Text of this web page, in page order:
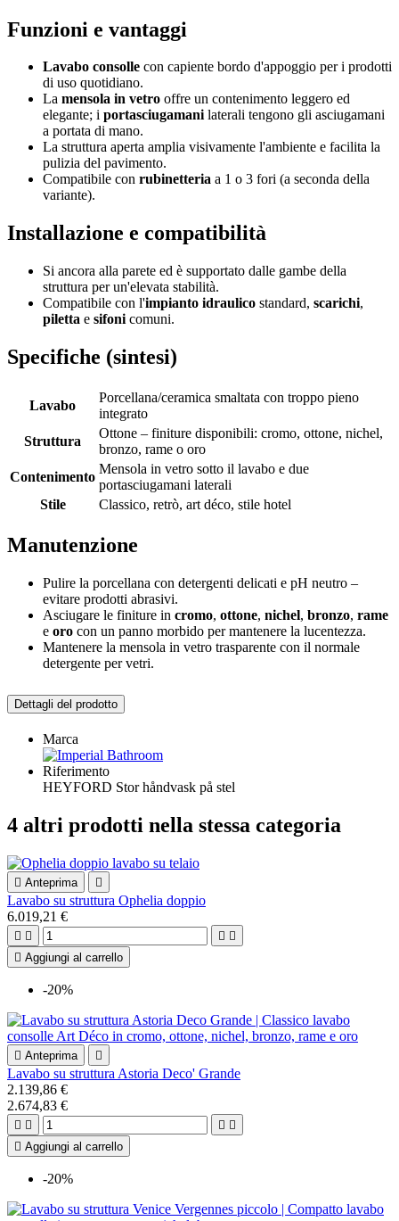
Funzioni e vantaggi
Lavabo consolle con capiente bordo d'appoggio per i prodotti
di uso quotidiano.
La mensola in vetro offre un contenimento leggero ed
elegante; i portasciugamanilaterali tengono gli asciugamani
a portata di mano.
La struttura aperta amplia visivamente l'ambiente e facilita la
pulizia del pavimento.
Compatibile con rubinetteria a 1 o 3 fori (a seconda della
variante).
Installazione e compatibilità
Si ancora alla parete ed è supportato dalle gambe della
struttura per un'elevata stabilità.
Compatibile con l'impianto idraulico standard, scarichi,
piletta e sifoni comuni.
Specifiche (sintesi)
Lavabo
Porcellana/ceramica smaltata con troppo pieno
integrato
Struttura
Ottone – finiture disponibili: cromo, ottone, nichel,
bronzo, rame o oro
Contenimento
Mensola in vetro sotto il lavabo e due
portasciugamani laterali
Stile
Classico, retrò, art déco, stile hotel
Manutenzione
Pulire la porcellana con detergenti delicati e pH neutro –
evitare prodotti abrasivi.
Asciugare le finiture in cromo, ottone, nichel, bronzo, rame
e oro con un panno morbido per mantenere la lucentezza.
Mantenere la mensola in vetro trasparente con il normale
detergente per vetri.
Dettagli del prodotto
Marca
Riferimento
HEYFORD Stor håndvask på stel
4 altri prodotti nella stessa categoria
 Anteprima 
Lavabo su struttura Ophelia doppio
6.019,21 €
   
 Aggiungi al carrello
-20%
 Anteprima 
Lavabo su struttura Astoria Deco' Grande
2.139,86 €
2.674,83 €
   
 Aggiungi al carrello
-20%